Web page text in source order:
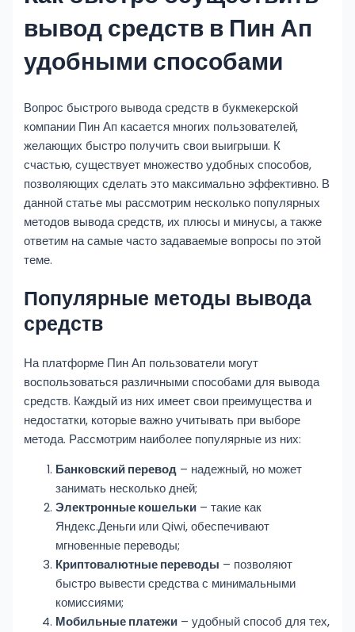
вывод средств в Пин Ап
удобными способами
Вопрос быстрого вывода средств в букмекерской
компании Пин Ап касается многих пользователей,
желающих быстро получить свои выигрыши. К
счастью, существует множество удобных способов,
позволяющих сделать это максимально эффективно. В
данной статье мы рассмотрим несколько популярных
методов вывода средств, их плюсы и минусы, а также
ответим на самые часто задаваемые вопросы по этой
теме.
Популярные методы вывода
средств
На платформе Пин Ап пользователи могут
воспользоваться различными способами для вывода
средств. Каждый из них имеет свои преимущества и
недостатки, которые важно учитывать при выборе
метода. Рассмотрим наиболее популярные из них:
Банковский перевод – надежный, но может
занимать несколько дней;
Электронные кошельки – такие как
Яндекс.Деньги или Qiwi, обеспечивают
мгновенные переводы;
Криптовалютные переводы – позволяют
быстро вывести средства с минимальными
комиссиями;
Мобильные платежи – удобный способ для тех,